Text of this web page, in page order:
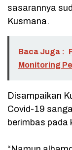
sasarannya
Kusmana.
Baca Juga :
Monitoring
Disampaikan
Covid-19
berimbas pada